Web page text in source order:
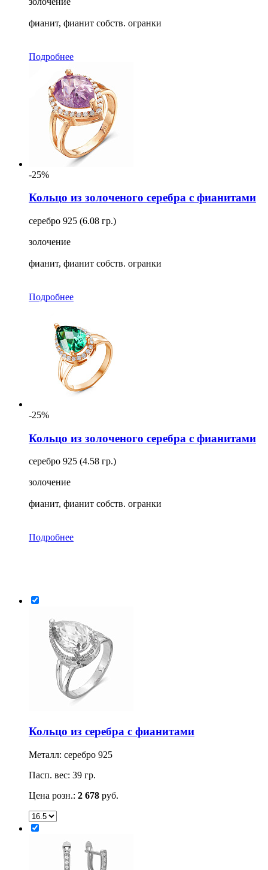
фианит, фианит собств. огранки
Подробнее
-25%
Кольцо из золоченого серебра с фианитами
серебро 925 (6.08 гр.)
золочение
фианит, фианит собств. огранки
Подробнее
-25%
Кольцо из золоченого серебра с фианитами
серебро 925 (4.58 гр.)
золочение
фианит, фианит собств. огранки
Подробнее
Кольцо из серебра с фианитами
Металл: серебро 925
Пасп. вес: 39 гр.
Цена розн.: 2 678 руб.